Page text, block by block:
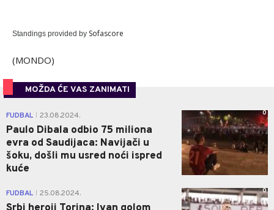
Standings provided by Sofascore
(MONDO)
MOŽDA ĆE VAS ZANIMATI
FUDBAL 23.08.2024.
Paulo Dibala odbio 75 miliona
evra od Saudijaca: Navijači u
šoku, došli mu usred noći ispred
kuće
0
FUDBAL 25.08.2024. 0